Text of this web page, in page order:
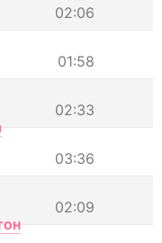
02:06
01:58
02:33
03:36
02:09